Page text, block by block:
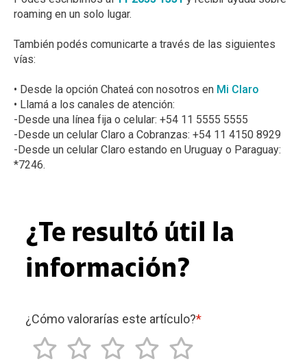
roaming en un solo lugar.
También podés comunicarte a través de las siguientes
vías:
• Desde la opción Chateá con nosotros en Mi Claro
• Llamá a los canales de atención:
-Desde una línea fija o celular: +54 11 5555 5555
-Desde un celular Claro a Cobranzas: +54 11 4150 8929
-Desde un celular Claro estando en Uruguay o Paraguay:
*7246.
¿Te resultó útil la
información?
¿Cómo valorarías este artículo?*